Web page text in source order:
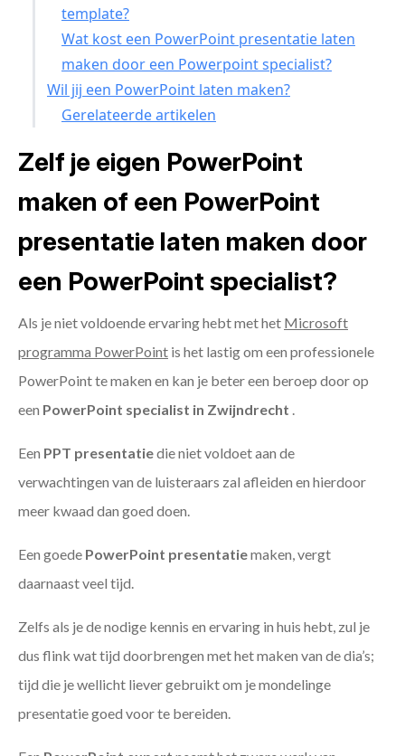
template?
Wat kost een PowerPoint presentatie laten
maken door een Powerpoint specialist?
Wil jij een PowerPoint laten maken?
Gerelateerde artikelen
Zelf je eigen PowerPoint
maken of een PowerPoint
presentatie laten maken door
een PowerPoint specialist?
Als je niet voldoende ervaring hebt met het Microsoft
programma PowerPoint is het lastig om een professionele
PowerPoint te maken en kan je beter een beroep door op
een PowerPoint specialist in Zwijndrecht .
Een PPT presentatiedie niet voldoet aan de
verwachtingen van de luisteraars zal afleiden en hierdoor
meer kwaad dan goed doen.
Een goede PowerPoint presentatiemaken, vergt
daarnaast veel tijd.
Zelfs als je de nodige kennis en ervaring in huis hebt, zul je
dus flink wat tijd doorbrengen met het maken van de dia’s;
tijd die je wellicht liever gebruikt om je mondelinge
presentatie goed voor te bereiden.